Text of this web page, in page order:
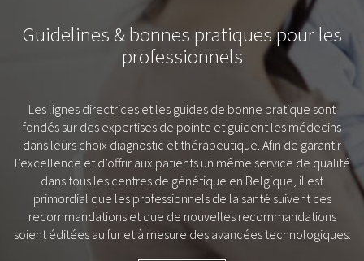
Guidelines & bonnes pratiques pour les
professionnels
Les lignes directrices et les guides de bonne pratique sont
fondés sur des expertises de pointe et guident les médecins
dans leurs choix diagnostic et thérapeutique. Afin de garantir
l’excellence et d’offrir aux patients un même service de qualité
dans tous les centres de génétique en Belgique, il est
primordial que les professionnels de la santé suivent ces
recommandations et que de nouvelles recommandations
soient éditées au fur et à mesure des avancées technologiques.